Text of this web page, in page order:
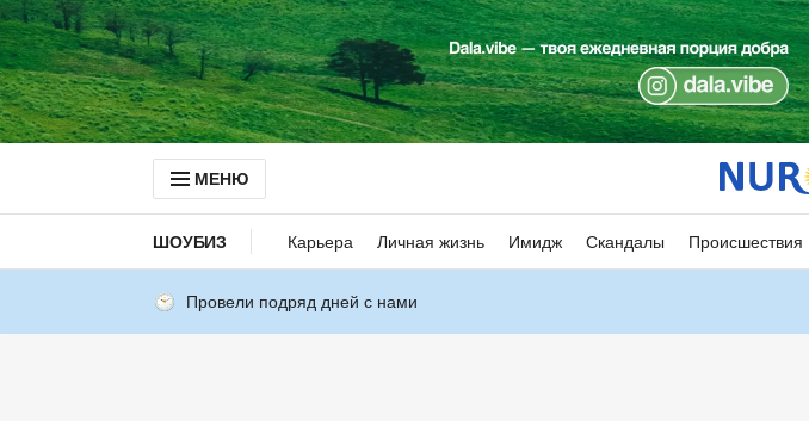
МЕНЮ
ШОУБИЗ Карьера Личная жизнь Имидж Скандалы Происшествия
Провели подряд дней с нами